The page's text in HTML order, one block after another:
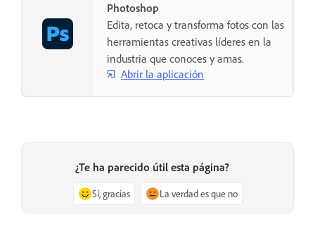
Photoshop
Edita, retoca y transforma fotos con las
herramientas creativas líderes en la
industria que conoces y amas.
Abrir la aplicación
¿Te ha parecido útil esta página?
Sí, gracias La verdad es que no